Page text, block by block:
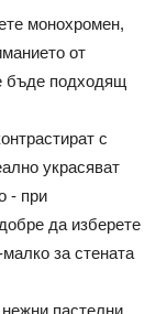
монохромен,
от
бъде подходящ
с
украсяват
- при
да изберете
за стената